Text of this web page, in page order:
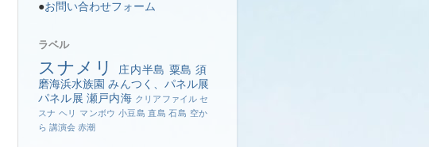
●お問い合わせフォーム
ラベル
スナメリ 庄内半島 粟島 須
磨海浜水族園 みんつく、パネル展
パネル展 瀬戸内海 クリアファイル セ
スナ ヘリ マンボウ 小豆島 直島 石島 空か
ら 講演会 赤潮